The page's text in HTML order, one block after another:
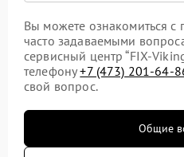
Вы можете ознакомиться
часто задаваемыми
сервисный центр “FIX-
телефону+7 (473) 201-64-
свой вопрос.
Общие